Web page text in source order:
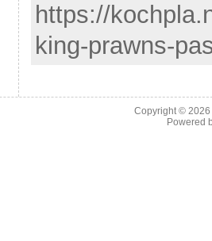
https://
king-prawns-
Copyright ©
Powered